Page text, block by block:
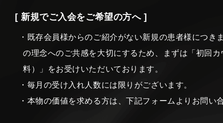
[ 新規でご入会をご希望の方へ ]
・既存会員様からのご紹介がない新規の患者様につき
の理念へのご共感を大切にするため、まずは「初回
料）」をお受けいただいております。
・毎月の受け入れ人数には限りがございます。
・本物の価値を求める方は、下記フォームよりお問い